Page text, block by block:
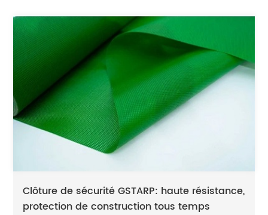
Clôture de sécurité GSTARP: haute résistance,
protection de construction tous temps